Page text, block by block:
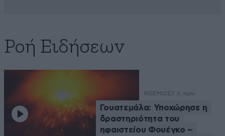
Ροή Ειδήσεων
ΚΟΣΜΟΣ7 λ. πριν
Γουατεμάλα: Υποχώρησε η
δραστηριότητα του
ηφαιστείου Φουέγκο –